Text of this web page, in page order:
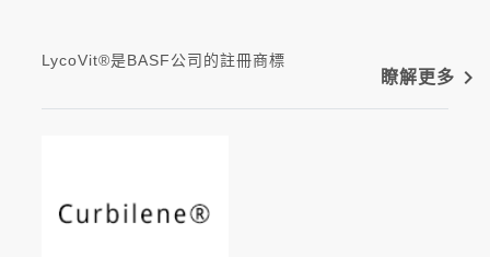
LycoVit®是BASF公司的註冊商標
瞭解更多 navigate_next